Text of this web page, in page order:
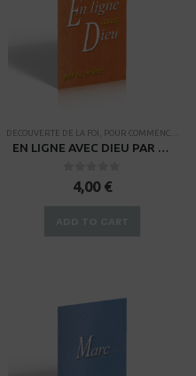
PROCESSUS DE FORMATION DE DISCIPLE,RENDEZ-
DECOUVERTE DE LA FOI POUR COMMENCER
EN LIGNE AVEC DIEU PAR LA PRIÈRE – Manuel du guide
sur 5
4,00 €